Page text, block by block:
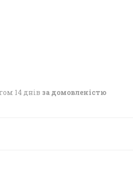
14 днів за домовленістю